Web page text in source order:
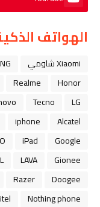
الهواتف
Xiaomi شاومي
Honor
Realme
LG
Tecno
Alcatel
iphone
Google
iPad
Gionee
LAVA
Doogee
Razer
Nothing phone
itel